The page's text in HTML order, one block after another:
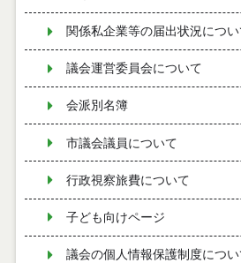
関係私企業等の届出状況につい
議会運営委員会について
会派別名簿
市議会議員について
行政視察旅費について
子ども向けページ
議会の個人情報保護制度につい